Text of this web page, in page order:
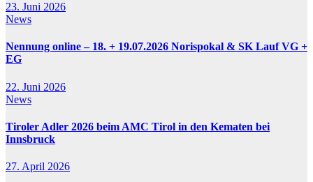
23. Juni 2026
News
Nennung online – 18. + 19.07.2026 Norispokal & SK Lauf VG +
EG
22. Juni 2026
News
Tiroler Adler 2026 beim AMC Tirol in den Kematen bei
Innsbruck
27. April 2026